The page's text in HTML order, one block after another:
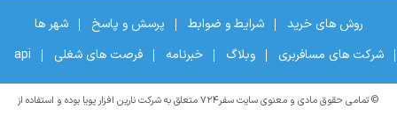
روش های خرید شرایط و ضوابط پرسش و پاسخ
شهر ها
شرکت های مسافربری
وبلاگ خبرنامه فرصت های شغلی api
© تمامی حقوق مادی و معنوی سایت سفر۷۲۴ متعلق به شرکت نارین افزار پویا بوده و استفاده از